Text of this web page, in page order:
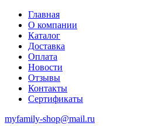
Главная
О компании
Каталог
Доставка
Оплата
Новости
Отзывы
Контакты
Сертификаты
myfamily-shop@mail.ru